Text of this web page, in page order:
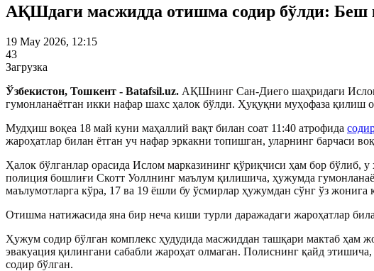
АҚШдаги масжидда отишма содир бўлди: Беш
19 May 2026, 12:15
43
Загрузка
Ўзбекистон, Тошкент - Batafsil.uz. АҚШнинг Сан-Диего шаҳридаги
гумонланаётган икки нафар шахс ҳалок бўлди. Ҳуқуқни муҳофаза қилиш
Мудҳиш воқеа 18 май куни маҳаллий вақт билан соат 11:40 атрофида
жароҳатлар билан ётган уч нафар эркакни топишган, уларнинг барчаси
Ҳалок бўлганлар орасида Ислом марказининг қўриқчиси ҳам бор бўлиб,
полиция бошлиғи Скотт Уоллнинг маълум қилишича, ҳужумда
маълумотларга кўра, 17 ва 19 ёшли бу ўсмирлар ҳужумдан сўнг ўз
Отишма натижасида яна бир неча киши турли даражадаги жароҳатлар
Ҳужум содир бўлган комплекс ҳудудида масжиддан ташқари мактаб ҳам
эвакуация қилингани сабабли жароҳат олмаган. Полиснинг қайд
содир бўлган.